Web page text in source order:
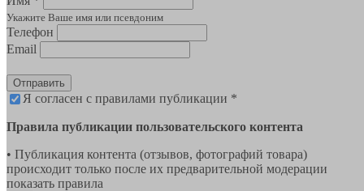
Укажите Ваше имя или псевдоним
Телефон
Email
Отправить
Я согласен с правилами публикации *
Правила публикации пользовательского контента
• Публикация контента (отзывов, фотографий товара)
происходит только после их предварительной модерации
показать правила